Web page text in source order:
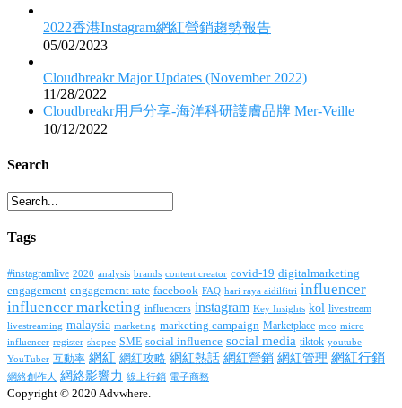
2022香港Instagram網紅營銷趨勢報告
05/02/2023
Cloudbreakr Major Updates (November 2022)
11/28/2022
Cloudbreakr用戶分享-海洋科研護膚品牌 Mer-Veille
10/12/2022
Search
Tags
#instagramlive 2020 analysis brands content creator covid-19 digitalmarketing
engagement engagement rate facebook FAQ hari raya aidilfitri influencer
influencer marketing influencers instagram Key Insights kol livestream
livestreaming malaysia marketing marketing campaign Marketplace mco micro
influencer register shopee SME social influence social media tiktok youtube
YouTuber 互動率 網紅 網紅攻略 網紅熱話 網紅營銷 網紅管理 網紅行銷
網絡創作人 網絡影響力 線上行銷 電子商務
Copyright © 2020 Advwhere.